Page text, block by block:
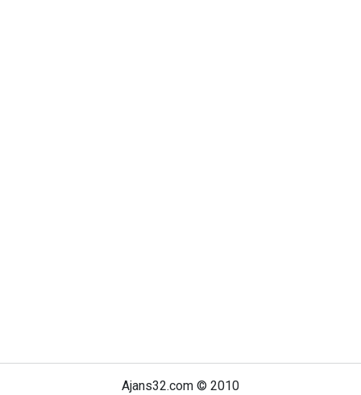
Ajans32.com © 2010